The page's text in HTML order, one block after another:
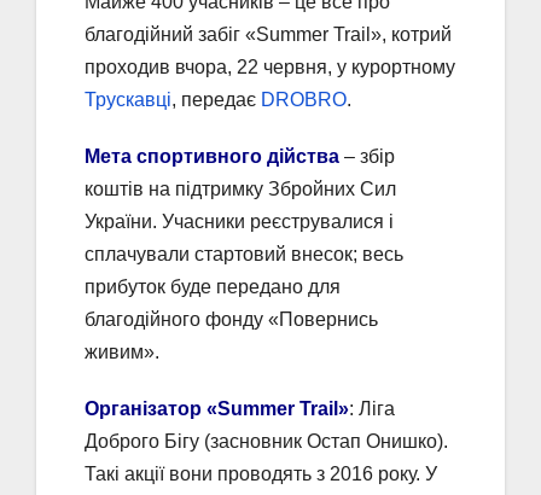
благодійний забіг «Summer Trail», котрий
проходив вчора, 22 червня, у курортному
Трускавці, передає DROBRO.
Мета спортивного дійства – збір
коштів на підтримку Збройних Сил
України. Учасники реєструвалися і
сплачували стартовий внесок; весь
прибуток буде передано для
благодійного фонду «Повернись
живим».
Організатор «Summer Trail»: Ліга
Доброго Бігу (засновник Остап Онишко).
Такі акції вони проводять з 2016 року. У